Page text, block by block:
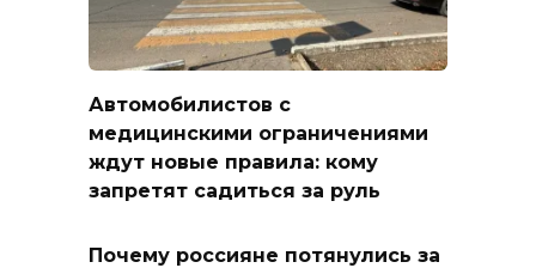
Автомобилистов с
медицинскими ограничениями
ждут новые правила: кому
запретят садиться за руль
Почему россияне потянулись за